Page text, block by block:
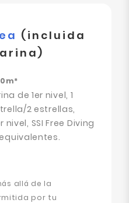
(incluida
de 1er nivel, 1
2 estrellas,
SSI Free Diving
allá de la
por tu